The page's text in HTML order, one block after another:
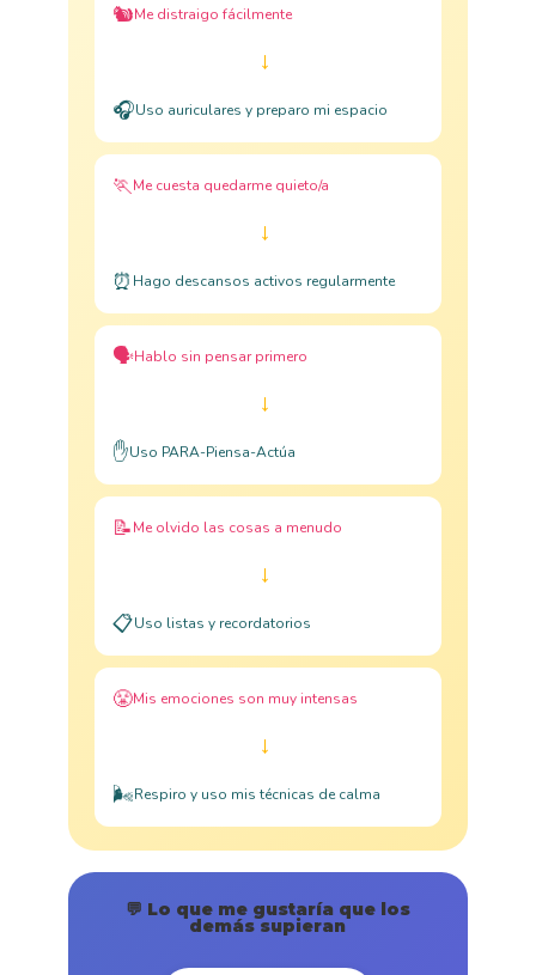
🐿️Me distraigo fácilmente
→
🎧Uso auriculares y preparo mi espacio
🏃Me cuesta quedarme quieto/a
→
⏰ Hago descansos activos regularmente
🗣️Hablo sin pensar primero
→
✋Uso PARA-Piensa-Actúa
📝Me olvido las cosas a menudo
→
📋Uso listas y recordatorios
😤Mis emociones son muy intensas
→
🌬️Respiro y uso mis técnicas de calma
💬 Lo que me gustaría que los
demás supieran